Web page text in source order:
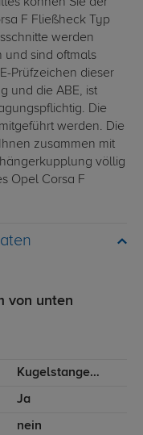
F Fließheck Typ
werden
und sind oftmals
Prüfzeichen dieser
und die ABE, ist
Die
werden. Die
zusammen mit
völlig
Opel Corsa F
von unten
Kugelstange von unten gesteckt
Ja
nein